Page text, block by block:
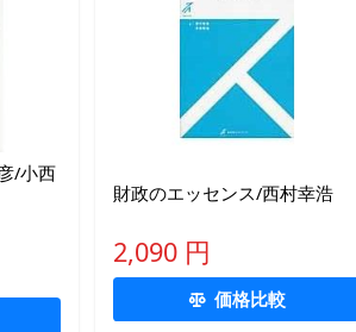
/小西
財政のエッセンス/西村幸浩
2,090 円
価格比較